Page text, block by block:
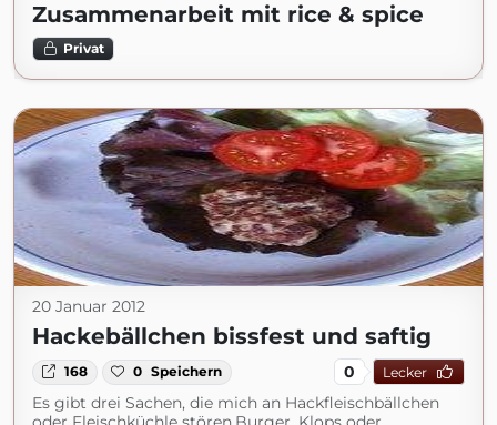
Zusammenarbeit mit rice & spice
Privat
20 Januar 2012
Hackebällchen bissfest und saftig
168 0 Speichern 0 Lecker
Es gibt drei Sachen, die mich an Hackfleischbällchen